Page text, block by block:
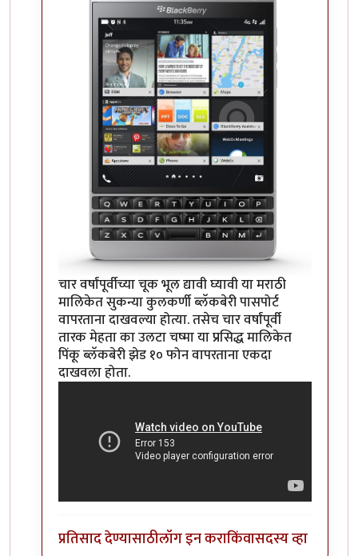
चार वर्षांपूर्वीच्या चूक भूल द्यावी घ्यावी या मराठी
मालिकेत सुकन्या कुलकर्णी ब्लॅकबेरी पासपोर्ट
वापरताना दाखवल्या होत्या. तसेच चार वर्षांपूर्वी
तारक मेहता का उलटा चष्मा या प्रसिद्ध मालिकेत
पिंकू ब्लॅकबेरी झेड १० फोन वापरताना एकदा
दाखवला होता.
प्रतिसाद देण्यासाठीलॉग इन कराकिंवासदस्य व्हा